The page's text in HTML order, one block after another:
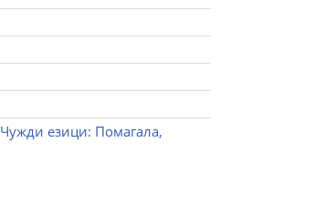
Чужди езици: Помагала,